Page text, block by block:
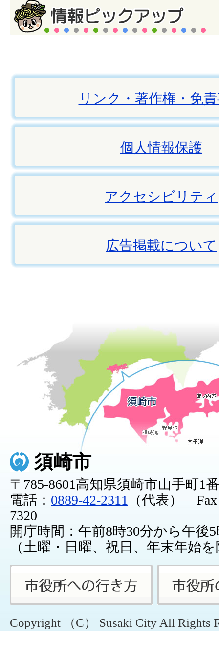
リンク・著作権・免
個人情報保護
アクセシビリティ
広告掲載について
須崎市
〒785-8601高知県須崎市山手町1
電話： 0889-42-2311
（代表） Fax
7320
開庁時間：午前8時30分から午後
（土曜・日曜、祝日、年末年始
Copyright （C） Susaki City All Rights